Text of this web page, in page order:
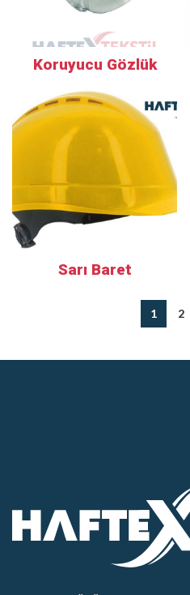
Koruyucu Gözlük
Sarı Baret
1 2